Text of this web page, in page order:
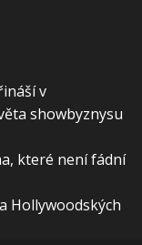
v
showbyznysu
které není fádní
Hollywoodských